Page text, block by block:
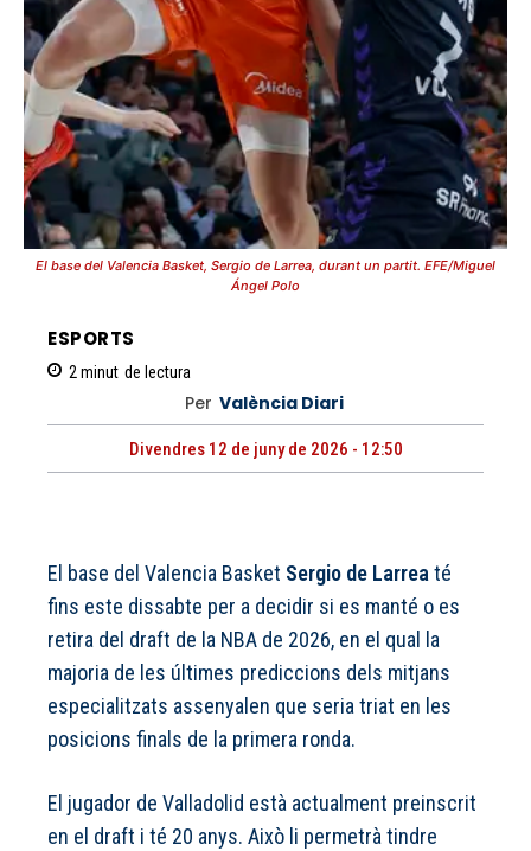
El base del Valencia Basket, Sergio de Larrea, durant un partit. EFE/Miguel
Ángel Polo
ESPORTS
2 minut de lectura
Per València Diari
Divendres 12 de juny de 2026 - 12:50
El base del Valencia Basket Sergio de Larrea té
fins este dissabte per a decidir si es manté o es
retira del draft de la NBA de 2026, en el qual la
majoria de les últimes prediccions dels mitjans
especialitzats assenyalen que seria triat en les
posicions finals de la primera ronda.
El jugador de Valladolid està actualment preinscrit
en el draft i té 20 anys. Això li permetrà tindre